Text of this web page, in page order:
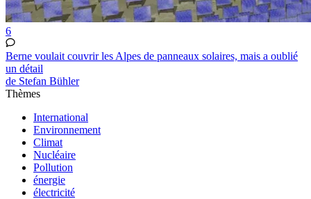
6
Berne voulait couvrir les Alpes de panneaux solaires, mais a oublié
un détail
de Stefan Bühler
Thèmes
International
Environnement
Climat
Nucléaire
Pollution
énergie
électricité